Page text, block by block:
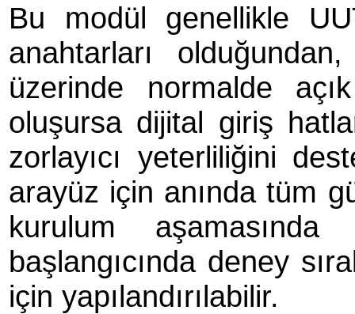
Bu modül genellikle
anahtarları
üzerinde normalde
oluşursa dijital giriş
zorlayıcı yeterliliğini
arayüz için anında tüm
kurulum
başlangıcında deney
için yapılandırılabilir.